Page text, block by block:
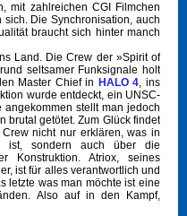
mit zahlreichen CGI Filmchen
Die Synchronisation, auch
braucht sich hinter manch
Land. Die Crew der »Spirit of
seltsamer Funksignale holt
Master Chief in HALO 4, ins
wurde entdeckt, ein UNSC-
stellt man jedoch
brutal getötet. Zum Glück findet
nicht nur erklären, was in
ist, sondern auch über die
Konstruktion. Atriox, seines
ist für alles verantwortlich und
letzte was man möchte ist eine
Also auf in den Kampf,